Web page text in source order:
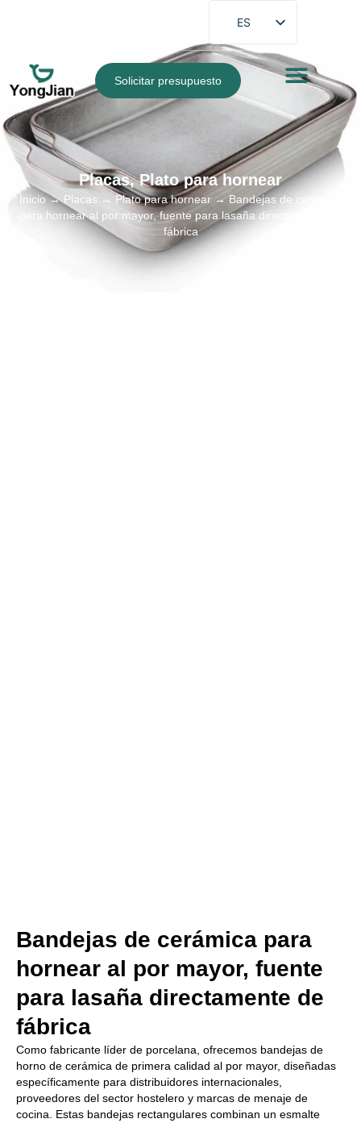
ES
EN
FR
DE
AR
JA
Solicitar presupuesto
Placas,Plato para hornear
Inicio→Placas →Plato para hornear→ Bandejas de cerámica
para hornear al por mayor, fuente para lasaña directamente de
fábrica
Bandejas de cerámica para
hornear al por mayor, fuente
para lasaña directamente de
fábrica
Como fabricante líder de porcelana, ofrecemos bandejas de
horno de cerámica de primera calidad al por mayor, diseñadas
específicamente para distribuidores internacionales,
proveedores del sector hostelero y marcas de menaje de
cocina. Estas bandejas rectangulares combinan un esmalte